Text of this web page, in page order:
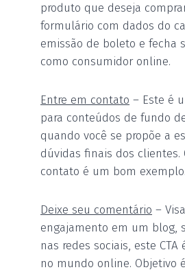
produto que deseja
formulário com dados do
emissão de boleto e fecha
como consumidor online.
Entre em contato – Este é
para conteúdos de fundo
quando você se propõe a
dúvidas finais dos clientes.
contato é um bom exemplo.
Deixe seu comentário –
engajamento em um blog,
nas redes sociais, este
no mundo online. Objetivo